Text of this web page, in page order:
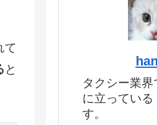
て
と
タクシー業
に立ってい
す。